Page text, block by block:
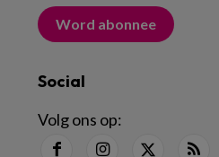
Word abonnee
Social
Volg ons op: